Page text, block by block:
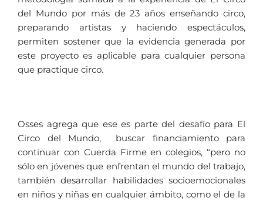
del Mundo por más de 23 años enseñando circo,
preparando artistas y haciendo espectáculos,
permiten sostener que la evidencia generada por
este proyecto es aplicable para cualquier persona
que practique circo.
Osses agrega que ese es parte del desafío para El
Circo del Mundo, buscar financiamiento para
continuar con Cuerda Firme en colegios, “pero no
sólo en jóvenes que enfrentan el mundo del trabajo,
también desarrollar habilidades socioemocionales
en niños y niñas en cualquier ámbito, como el de la